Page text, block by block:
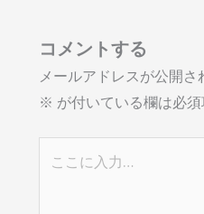
コメントする
メールアドレスが公開さ
※ が付いている欄は必